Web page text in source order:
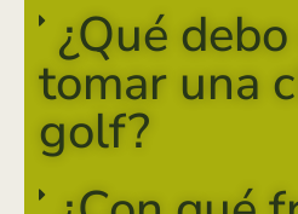
¿Qué
tomar una
golf?